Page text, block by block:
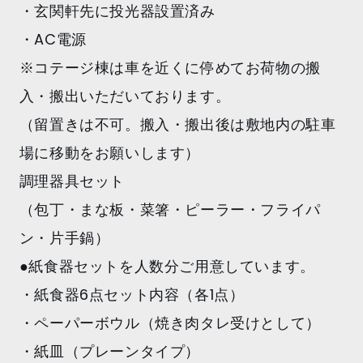
・玄関軒先に投光器設置済み
・AC電源
※コテージ棟は車を近くに停めてお荷物の搬
入・搬出いただいております。
（留置きは不可。搬入・搬出後は敷地内の駐車
場に移動をお願いします）
調理器具セット
（包丁・まな板・菜箸・ピーラー・フライパ
ン・片手鍋）
●紙食器セットを人数分ご用意しています。
・紙食器6点セット内容（各1点）
・ペーパーボウル（焼き肉タレ受けとして）
・紙皿（プレーンタイプ）